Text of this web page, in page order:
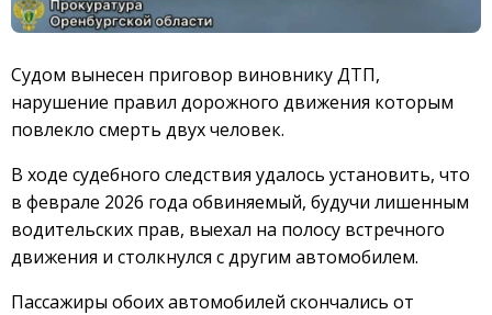
Судом вынесен приговор виновнику ДТП,
нарушение правил дорожного движения которым
повлекло смерть двух человек.
В ходе судебного следствия удалось установить, что
в феврале 2026 года обвиняемый, будучи лишенным
водительских прав, выехал на полосу встречного
движения и столкнулся с другим автомобилем.
Пассажиры обоих автомобилей скончались от